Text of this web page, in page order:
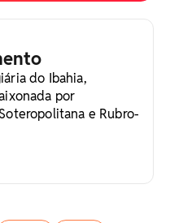
do Ibahia,
por
e Rubro-